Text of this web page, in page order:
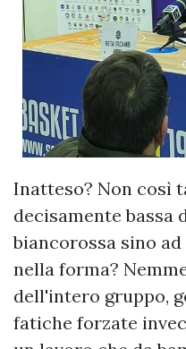
Inatteso? Non così
decisamente bassa
biancorossa sino
nella forma?
dell'intero gruppo,
fatiche forzate